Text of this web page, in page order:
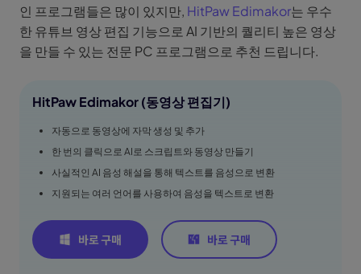
인 프로그램들은 많이 있지만, HitPaw Edimakor는 우수
한 유튜브 영상 편집 기능으로 AI 기반의 퀄리티 높은 영상
을 만들 수 있는 전문 PC 프로그램으로 추천 드립니다.
HitPaw Edimakor (동영상 편집기)
자동으로 동영상에 자막 생성 및 추가
한 번의 클릭으로 AI로 스크립트와 동영상 만들기
사실적인 AI 음성 해설을 통해 텍스트를 음성으로 변환
지원되는 여러 언어를 사용하여 음성을 텍스트로 변환